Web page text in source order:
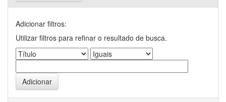
Adicionar filtros:
Utilizar filtros para refinar o resultado de busca.